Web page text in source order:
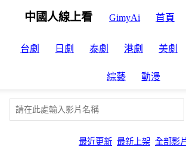
中國人線上看 GimyAi 首頁
台劇 日劇 泰劇 港劇 美劇
綜藝 動漫
最近更新 最新上架 全部影片